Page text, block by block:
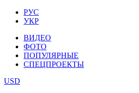
РУС
УКР
ВИДЕО
ФОТО
ПОПУЛЯРНЫЕ
СПЕЦПРОЕКТЫ
USD